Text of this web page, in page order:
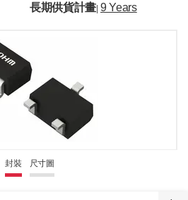
長期供貨計畫 |9 Years
封裝 尺寸圖